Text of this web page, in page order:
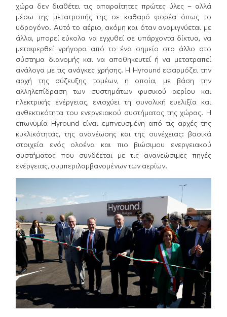
χώρα δεν διαθέτει τις απαραίτητες πρώτες ύλες – αλλά
μέσω της μετατροπής της σε καθαρό φορέα όπως το
υδρογόνο. Αυτό το αέριο, ακόμη και όταν αναμιγνύεται με
άλλα, μπορεί εύκολα να εγχυθεί σε υπάρχοντα δίκτυα, να
μεταφερθεί γρήγορα από το ένα σημείο στο άλλο στο
σύστημα διανομής και να αποθηκευτεί ή να μετατραπεί
ανάλογα με τις ανάγκες χρήσης. Η Hyround εφαρμόζει την
αρχή της σύζευξης τομέων, η οποία, με βάση την
αλληλεπίδραση των συστημάτων φυσικού αερίου και
ηλεκτρικής ενέργειας, ενισχύει τη συνολική ευελιξία και
ανθεκτικότητα του ενεργειακού συστήματος της χώρας. Η
επωνυμία Hyround είναι εμπνευσμένη από τις αρχές της
κυκλικότητας, της ανανέωσης και της συνέχειας: βασικά
στοιχεία ενός ολοένα και πιο βιώσιμου ενεργειακού
συστήματος που συνδέεται με τις ανανεώσιμες πηγές
ενέργειας, συμπεριλαμβανομένων των αερίων.